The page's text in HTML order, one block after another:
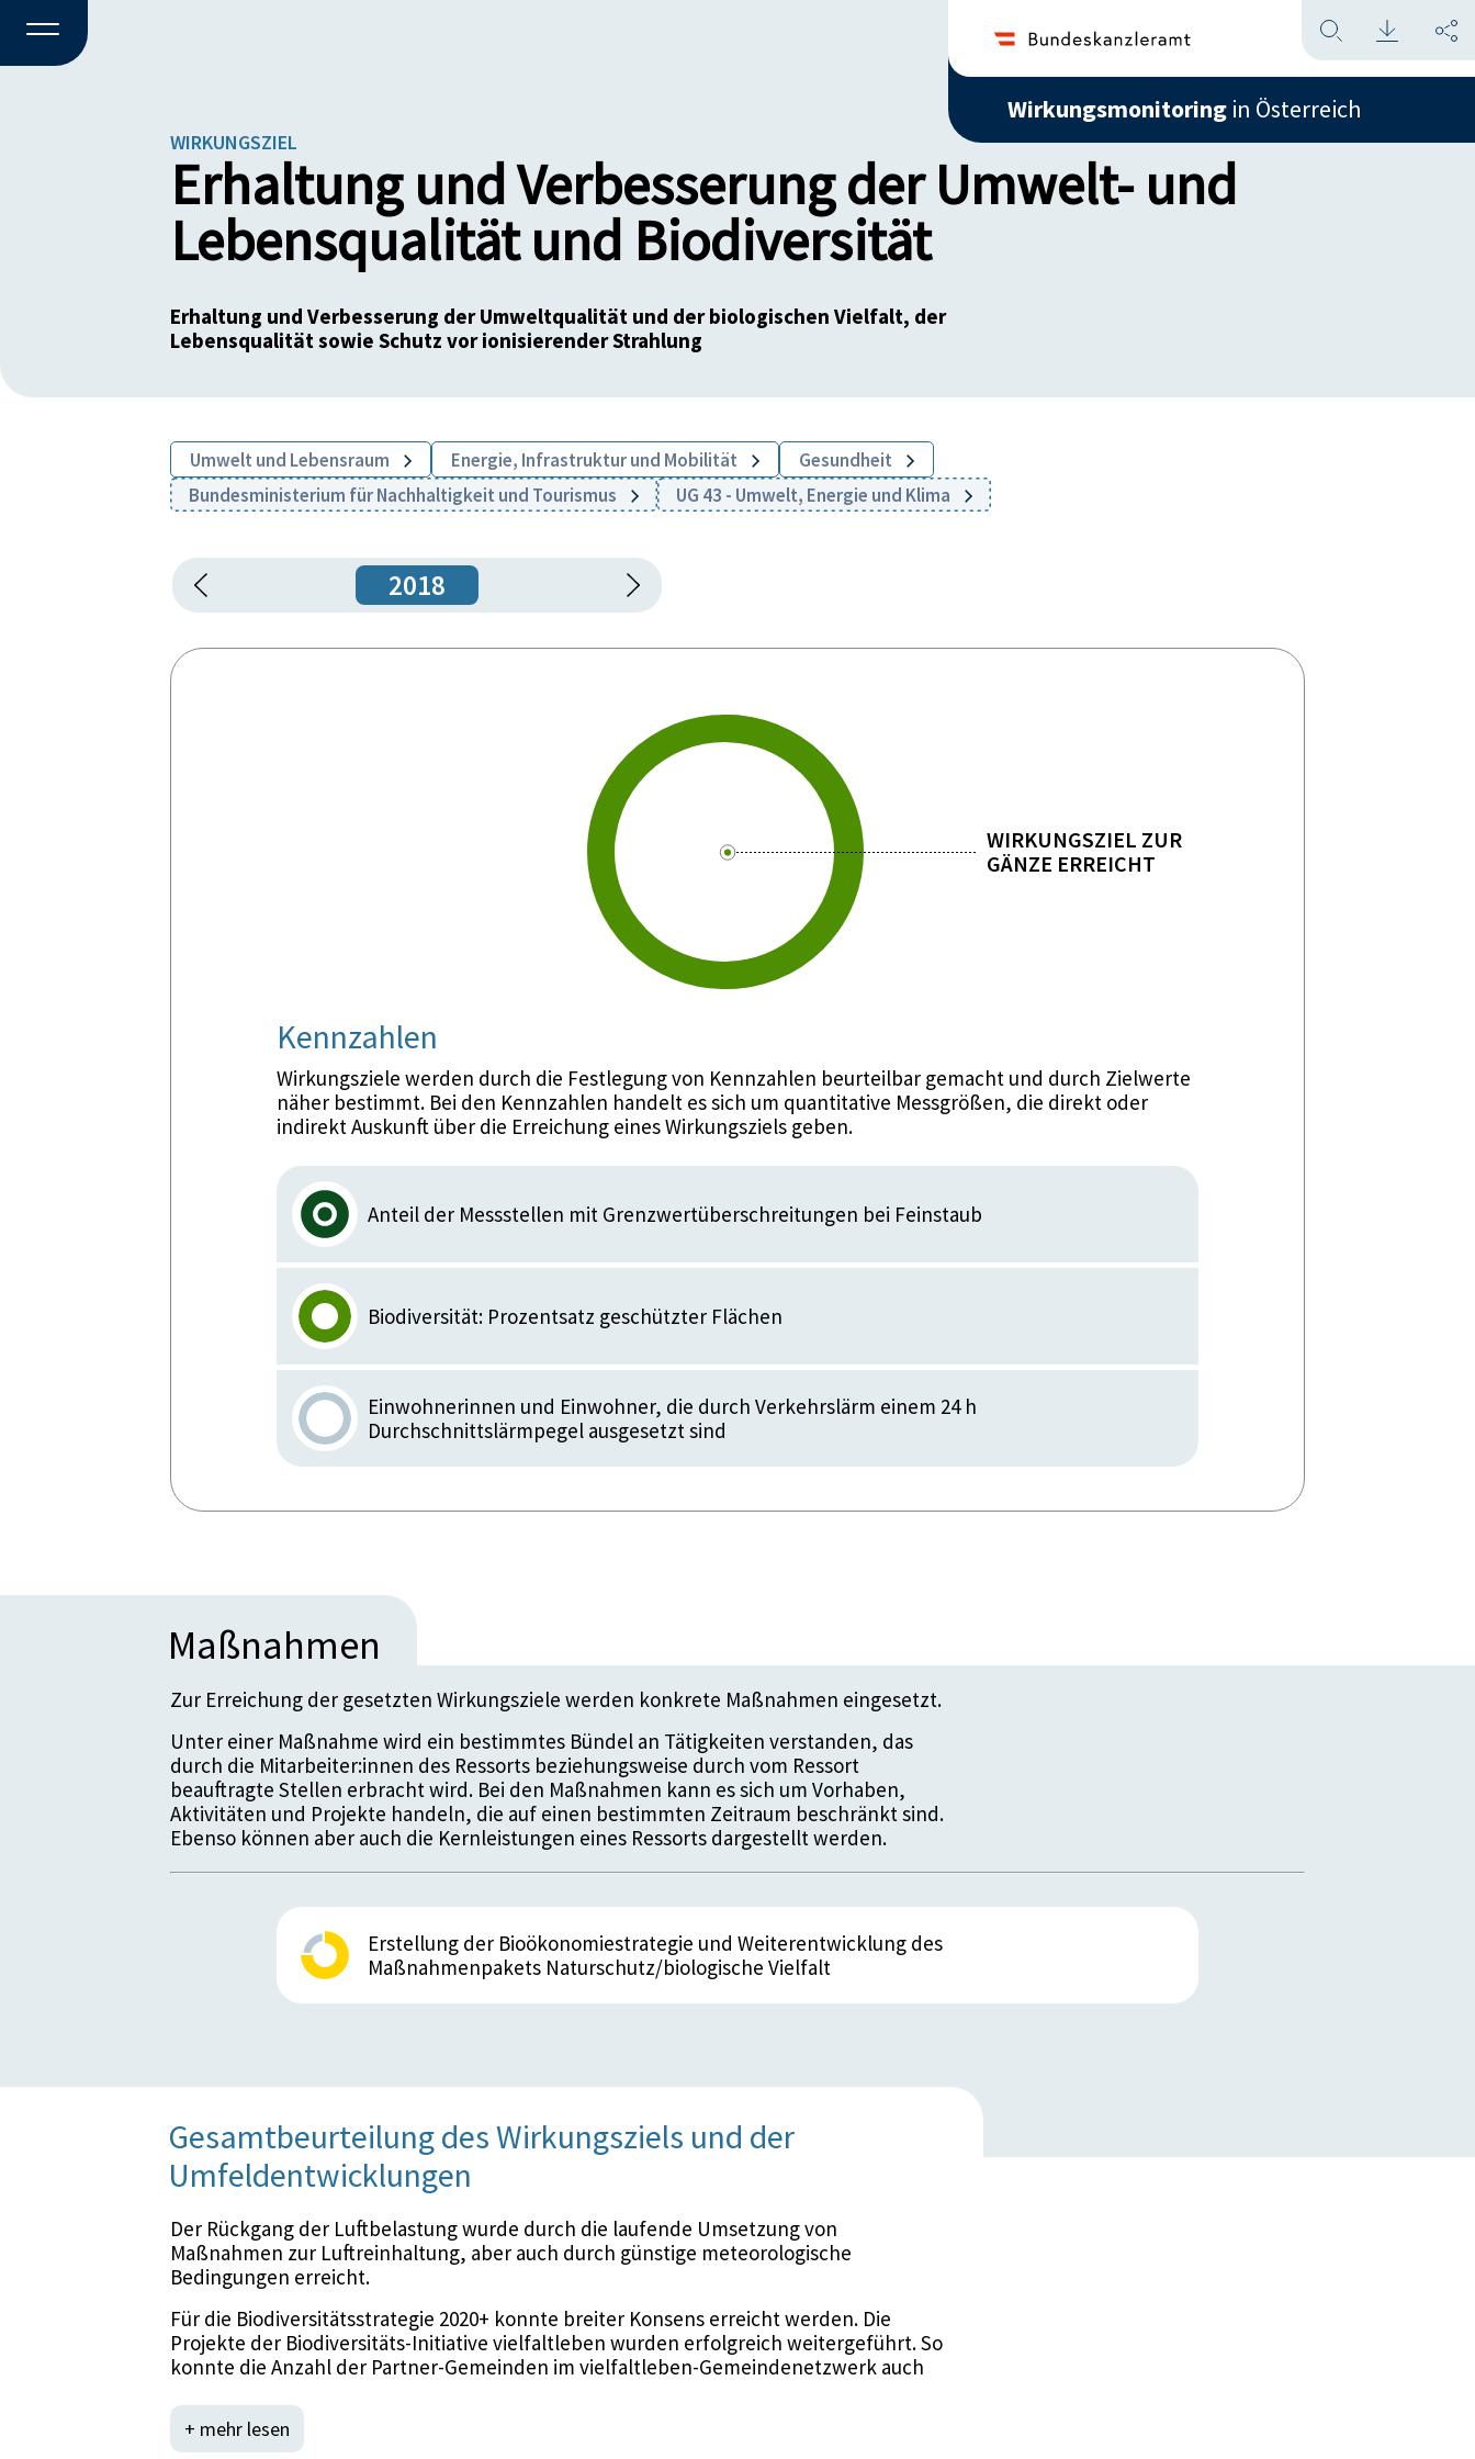
Wirkungsmonitoring in Österreich
WIRKUNGSZIEL
Erhaltung und Verbesserung der Umwelt- und
Lebensqualität und Biodiversität
Erhaltung und Verbesserung der Umweltqualität und der biologischen Vielfalt, der
Lebensqualität sowie Schutz vor ionisierender Strahlung
Umwelt und Lebensraum Energie, Infrastruktur und Mobilität
Gesundheit
Bundesministerium für Nachhaltigkeit und Tourismus
UG 43 - Umwelt, Energie und Klima
2018
WIRKUNGSZIEL ZUR
GÄNZE ERREICHT
Kennzahlen
Wirkungsziele werden durch die Festlegung von Kennzahlen beurteilbar gemacht und durch Zielwerte
näher bestimmt. Bei den Kennzahlen handelt es sich um quantitative Messgrößen, die direkt oder
indirekt Auskunft über die Erreichung eines Wirkungsziels geben.
Anteil der Messstellen mit Grenzwertüberschreitungen bei Feinstaub
Biodiversität: Prozentsatz geschützter Flächen
Einwohnerinnen und Einwohner, die durch Verkehrslärm einem 24 h
Durchschnittslärmpegel ausgesetzt sind
Maßnahmen
Zur Erreichung der gesetzten Wirkungsziele werden konkrete Maßnahmen eingesetzt.
Unter einer Maßnahme wird ein bestimmtes Bündel an Tätigkeiten verstanden, das
durch die Mitarbeiter:innen des Ressorts beziehungsweise durch vom Ressort
beauftragte Stellen erbracht wird. Bei den Maßnahmen kann es sich um Vorhaben,
Aktivitäten und Projekte handeln, die auf einen bestimmten Zeitraum beschränkt sind.
Ebenso können aber auch die Kernleistungen eines Ressorts dargestellt werden.
Erstellung der Bioökonomiestrategie und Weiterentwicklung des
Maßnahmenpakets Naturschutz/biologische Vielfalt
Gesamtbeurteilung des Wirkungsziels und der
Umfeldentwicklungen
Der Rückgang der Luftbelastung wurde durch die laufende Umsetzung von
Maßnahmen zur Luftreinhaltung, aber auch durch günstige meteorologische
Bedingungen erreicht.
Für die Biodiversitätsstrategie 2020+ konnte breiter Konsens erreicht werden. Die
Projekte der Biodiversitäts-Initiative vielfaltleben wurden erfolgreich weitergeführt. So
konnte die Anzahl der Partner-Gemeinden im vielfaltleben-Gemeindenetzwerk auch
Die Europäische Kommission hat einen Zwischenbericht zur Erreichung der
europäischen Biodiversitäts-Ziele vorgelegt. Demnach müssen größere Anstrengungen
+ mehr lesen